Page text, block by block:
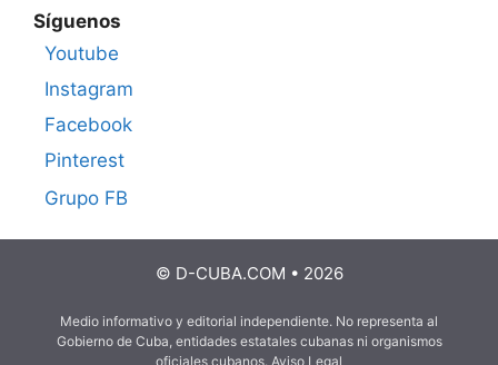
Síguenos
Youtube
Instagram
Facebook
Pinterest
Grupo FB
© D-CUBA.COM • 2026
Medio informativo y editorial independiente. No representa al
Gobierno de Cuba, entidades estatales cubanas ni organismos
oficiales cubanos. Aviso Legal